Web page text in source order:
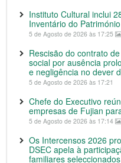
Instituto Cultural inclui
Inventário do
5 de Agosto de 2026 às 17:25
Rescisão do contrato
social por ausência
e negligência no dever
5 de Agosto de 2026 às 17:21
Chefe do Executivo
empresas de Fujian
5 de Agosto de 2026 às 17:14
Os Intercensos 2026
DSEC apela à
familiares